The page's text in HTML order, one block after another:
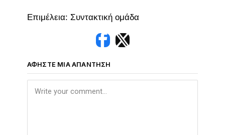
Επιμέλεια: Συντακτική ομάδα
ΑΦΉΣΤΕ ΜΙΑ ΑΠΆΝΤΗΣΗ